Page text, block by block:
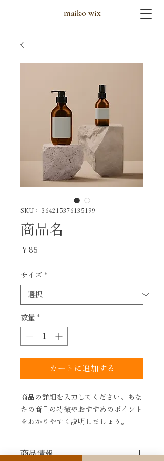
maiko wix
SKU： 364215376135199
商品名
￥85
サイズ *
数量 *
カートに追加する
商品の詳細を入力してください。あな
たの商品の特徴やおすすめのポイント
をわかりやすく説明しましょう。
商品情報